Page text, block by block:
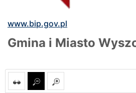
www.bip.gov.pl
Gmina i Miasto